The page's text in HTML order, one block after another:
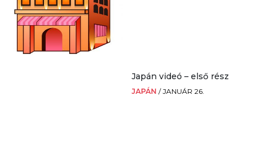
Japán videó – első rész
JAPÁN /JANUÁR 26.